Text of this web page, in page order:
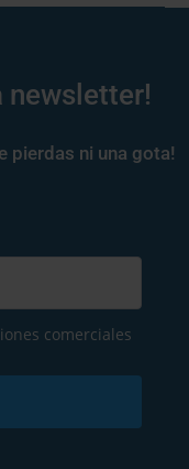
newsletter!
pierdas ni una gota!